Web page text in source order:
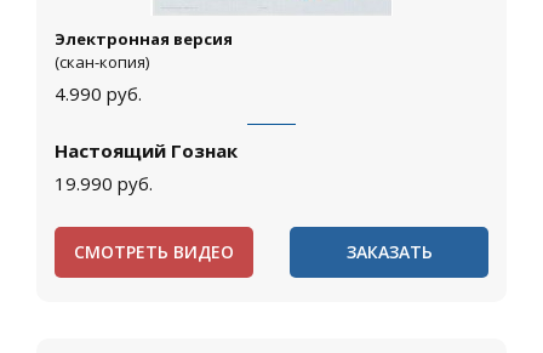
Электронная версия
(скан-копия)
4.990 руб.
Настоящий Гознак
19.990 руб.
СМОТРЕТЬ ВИДЕО ЗАКАЗАТЬ